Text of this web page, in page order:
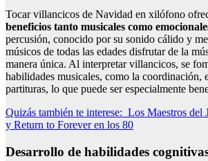
Tocar villancicos de Navidad en xilófono
beneficios tanto musicales como
percusión, conocido por su sonido cálido y
músicos de todas las edades disfrutar de la
manera única. Al interpretar villancicos, se
habilidades musicales, como la coordinación,
partituras, lo que puede ser especialmente
Quizás también te interese: Los Maestros del
y Return to Forever en los 80
Desarrollo de habilidades